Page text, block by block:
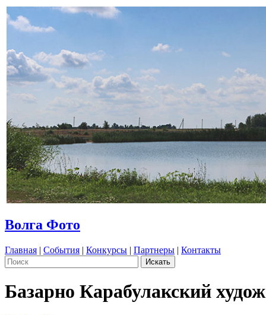
Волга Фото
Главная | События | Конкурсы | Партнеры | Контакты
Базарно Карабулакский